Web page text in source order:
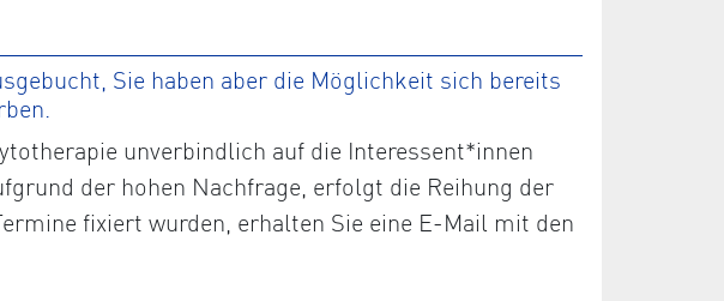
Sie haben aber die Möglichkeit sich bereits
unverbindlich auf die Interessent*innen
der hohen Nachfrage, erfolgt die Reihung der
fixiert wurden, erhalten Sie eine E-Mail mit den